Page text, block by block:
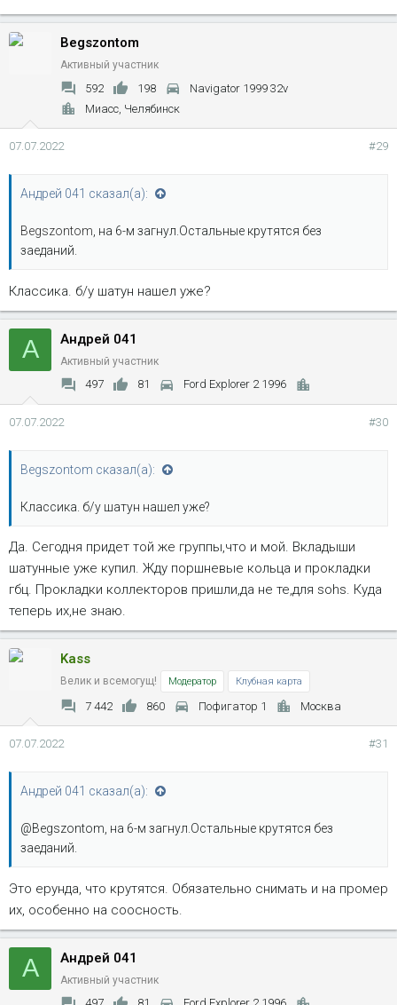
Begszontom
Активный участник
592 198
Navigator 1999 32v
Миасс, Челябинск
07.07.2022 #29
Андрей 041 сказал(а):
Begszontom, на 6-м загнул.Остальные крутятся без
заеданий.
Классика. б/у шатун нашел уже?
А Андрей 041
Активный участник
497 81 Ford Explorer 2 1996
07.07.2022 #30
Begszontom сказал(а):
Классика. б/у шатун нашел уже?
Да. Сегодня придет той же группы,что и мой. Вкладыши
шатунные уже купил. Жду поршневые кольца и прокладки
гбц. Прокладки коллекторов пришли,да не те,для sohs. Куда
теперь их,не знаю.
Kass
Велик и всемогущ! Модератор Клубная карта
7 442 860 Пофигатор 1 Москва
07.07.2022 #31
Андрей 041 сказал(а):
@Begszontom, на 6-м загнул.Остальные крутятся без
заеданий.
Это ерунда, что крутятся. Обязательно снимать и на промер
их, особенно на соосность.
А Андрей 041
Активный участник